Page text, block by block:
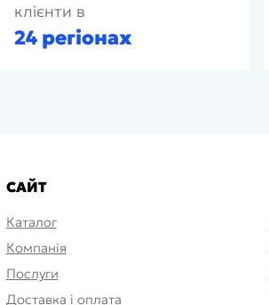
клієнти в
24 регіонах
САЙТ
Каталог
Компанія
Послуги
Доставка і оплата